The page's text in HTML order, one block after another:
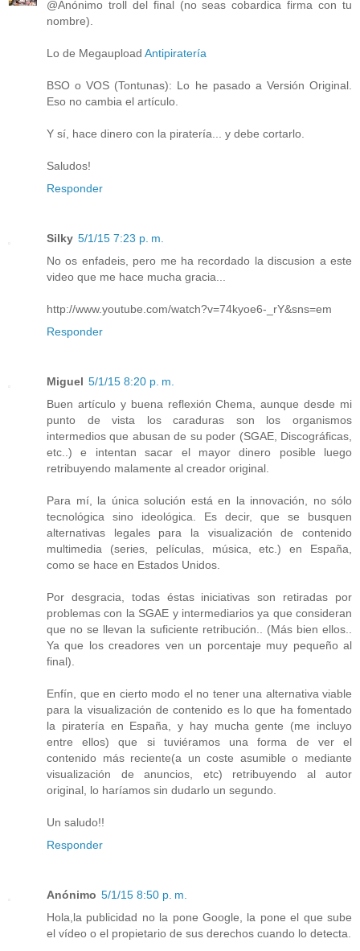
@Anónimo troll del final (no seas cobardica firma con tu
nombre).
Lo de Megaupload Antipiratería
BSO o VOS (Tontunas): Lo he pasado a Versión Original.
Eso no cambia el artículo.
Y sí, hace dinero con la piratería... y debe cortarlo.
Saludos!
Responder
Silky 5/1/15 7:23 p. m.
No os enfadeis, pero me ha recordado la discusion a este
video que me hace mucha gracia...
http://www.youtube.com/watch?v=74kyoe6-_rY&sns=em
Responder
Miguel 5/1/15 8:20 p. m.
Buen artículo y buena reflexión Chema, aunque desde mi
punto de vista los caraduras son los organismos
intermedios que abusan de su poder (SGAE, Discográficas,
etc..) e intentan sacar el mayor dinero posible luego
retribuyendo malamente al creador original.
Para mí, la única solución está en la innovación, no sólo
tecnológica sino ideológica. Es decir, que se busquen
alternativas legales para la visualización de contenido
multimedia (series, películas, música, etc.) en España,
como se hace en Estados Unidos.
Por desgracia, todas éstas iniciativas son retiradas por
problemas con la SGAE y intermediarios ya que consideran
que no se llevan la suficiente retribución.. (Más bien ellos..
Ya que los creadores ven un porcentaje muy pequeño al
final).
Enfín, que en cierto modo el no tener una alternativa viable
para la visualización de contenido es lo que ha fomentado
la piratería en España, y hay mucha gente (me incluyo
entre ellos) que si tuviéramos una forma de ver el
contenido más reciente(a un coste asumible o mediante
visualización de anuncios, etc) retribuyendo al autor
original, lo haríamos sin dudarlo un segundo.
Un saludo!!
Responder
Anónimo 5/1/15 8:50 p. m.
Hola,la publicidad no la pone Google, la pone el que sube
el vídeo o el propietario de sus derechos cuando lo detecta.